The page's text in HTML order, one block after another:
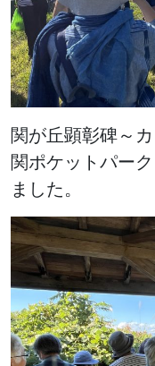
関が丘顕彰碑～
関ポケットパー
ました。